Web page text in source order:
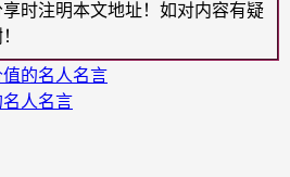
时注明本文地址！如对内容有疑
的名人名言
人名言